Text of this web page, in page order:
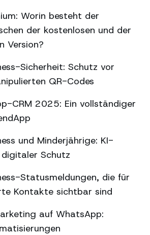
Worin besteht der
der kostenlosen und der
Version?
Sicherheit: Schutz vor
QR-Codes
CRM 2025: Ein vollständiger
und Minderjährige: KI-
Schutz
Statusmeldungen, die für
Kontakte sichtbar sind
auf WhatsApp: